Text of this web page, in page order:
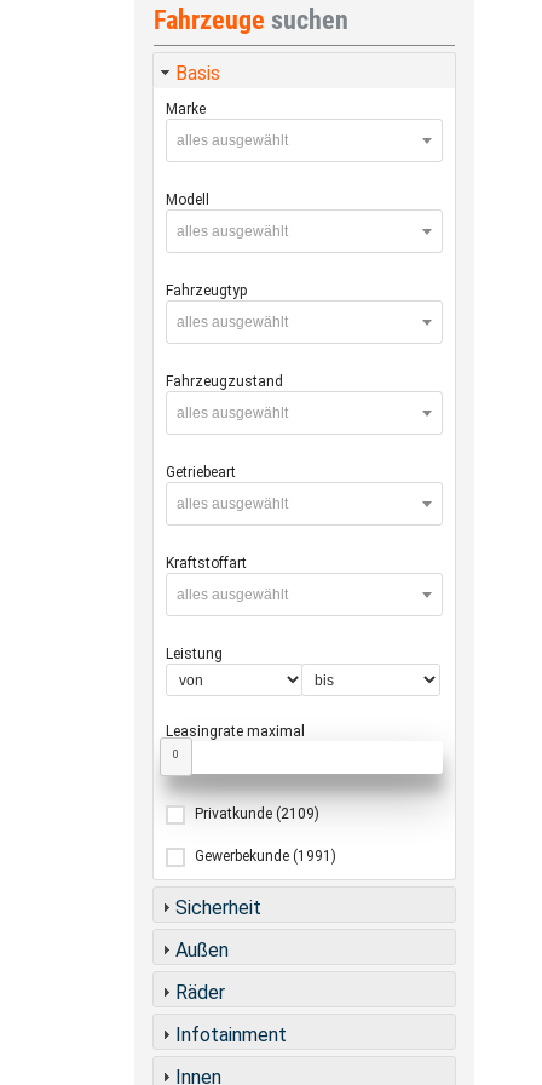
Fahrzeuge suchen
Basis
Marke
alles ausgewählt
Modell
alles ausgewählt
Fahrzeugtyp
alles ausgewählt
Fahrzeugzustand
alles ausgewählt
Getriebeart
alles ausgewählt
Kraftstoffart
alles ausgewählt
Leistung
Leasingrate maximal
0
Privatkunde (2109)
Gewerbekunde (1991)
Sicherheit
Außen
Räder
Infotainment
Innen